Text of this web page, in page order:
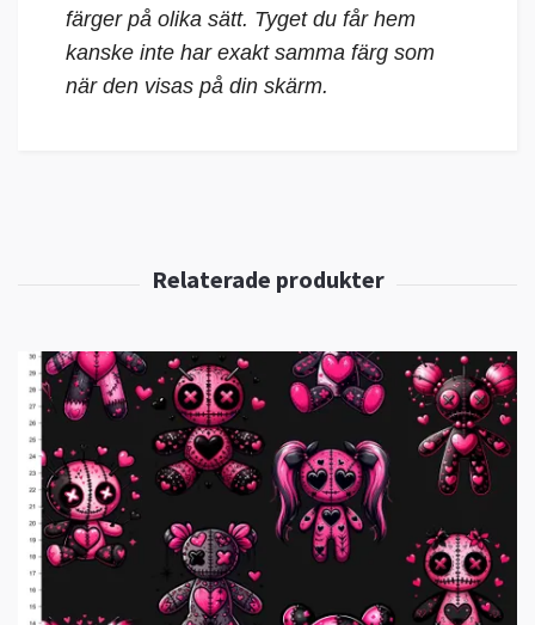
färger på olika sätt. Tyget du får hem
kanske inte har exakt samma färg som
när den visas på din skärm.